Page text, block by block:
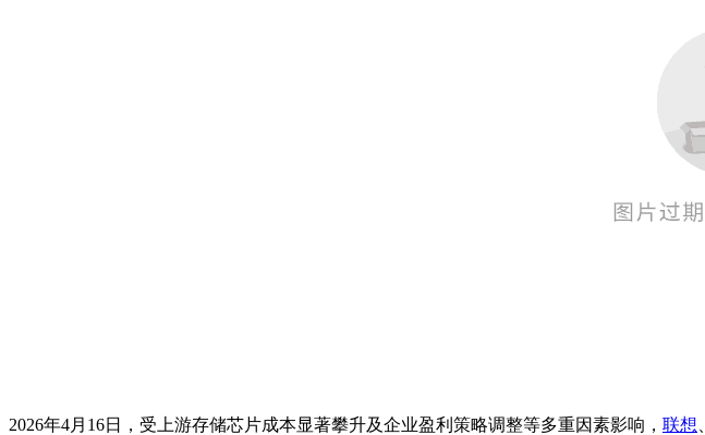
2026年4月16日，受上游存储芯片成本显著攀升及企业盈利策略调整等多重因素影响， 联想